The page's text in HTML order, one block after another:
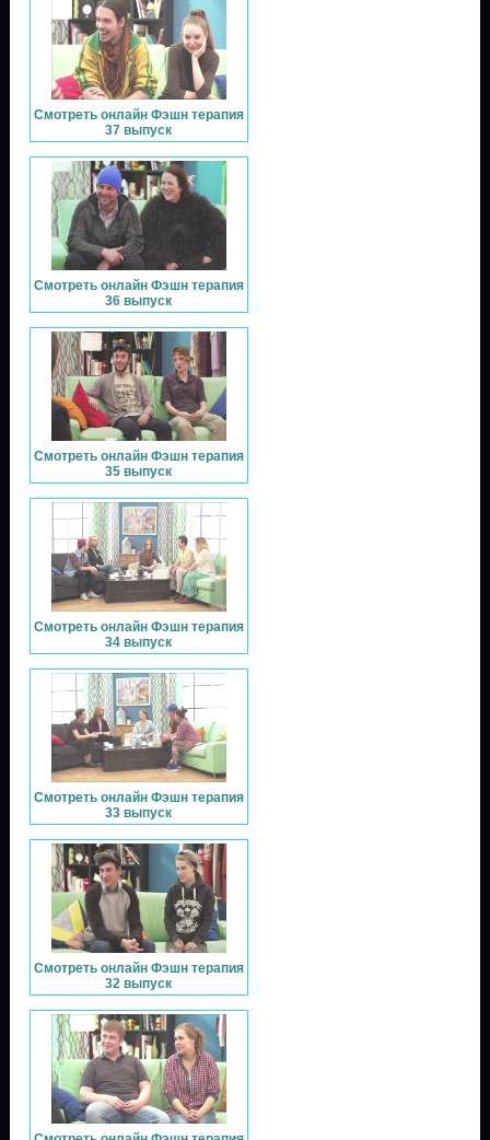
Смотреть онлайн Фэшн терапия
37 выпуск
Смотреть онлайн Фэшн терапия
36 выпуск
Смотреть онлайн Фэшн терапия
35 выпуск
Смотреть онлайн Фэшн терапия
34 выпуск
Смотреть онлайн Фэшн терапия
33 выпуск
Смотреть онлайн Фэшн терапия
32 выпуск